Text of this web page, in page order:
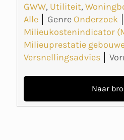
GWW, Utiliteit,
Alle
Genre Onderzoek
Milieukostenindicator
Milieuprestatie
Versnellingsadvies
Naar